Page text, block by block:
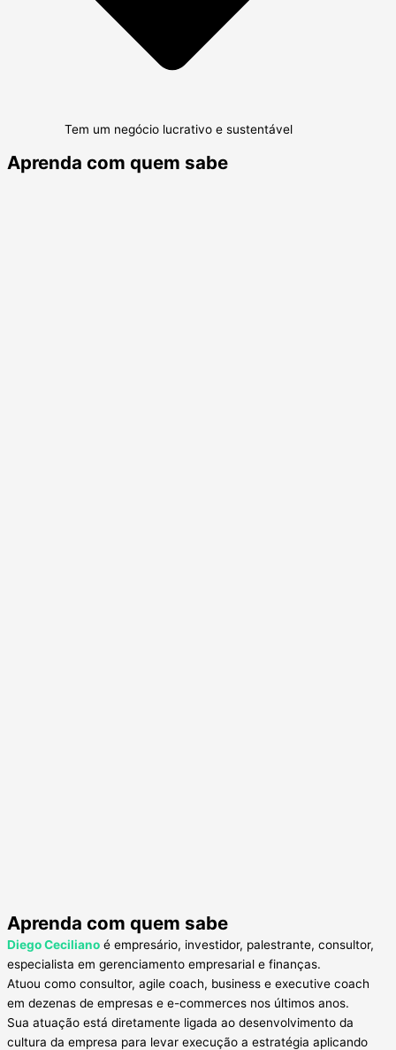
Tem um negócio lucrativo e sustentável
Aprenda com quem sabe
Aprenda com quem sabe
Diego Ceciliano é empresário, investidor, palestrante, consultor,
especialista em gerenciamento empresarial e finanças.
Atuou como consultor, agile coach, business e executive coach
em dezenas de empresas e e-commerces nos últimos anos.
Sua atuação está diretamente ligada ao desenvolvimento da
cultura da empresa para levar execução a estratégia aplicando